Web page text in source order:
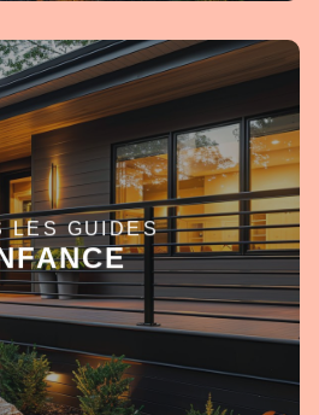
LES GUIDES
EN SAVOIR +